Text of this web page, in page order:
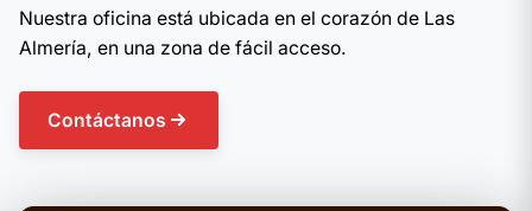
Nuestra oficina está ubicada en el corazón de Las
Almería, en una zona de fácil acceso.
Contáctanos